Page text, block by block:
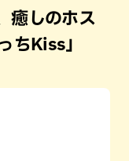
癒しのホス
ちKiss」